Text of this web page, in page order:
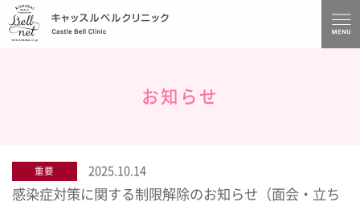
お知らせ
重要 2025.10.14
感染症対策に関する制限解除のお知らせ（面会・立ち